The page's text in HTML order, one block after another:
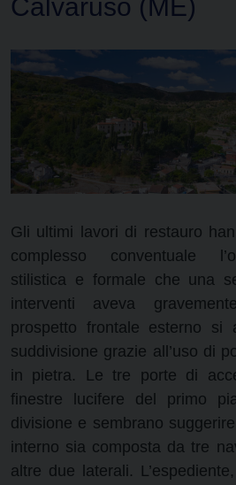
Calvaruso (ME)
Gli ultimi lavori di restauro
complesso conventuale
stilistica e formale che una
interventi aveva
prospetto frontale esterno si
suddivisione grazie all’uso di
in pietra. Le tre porte di
finestre lucifere del primo
divisione e sembrano
interno sia composta da tre
altre due laterali.